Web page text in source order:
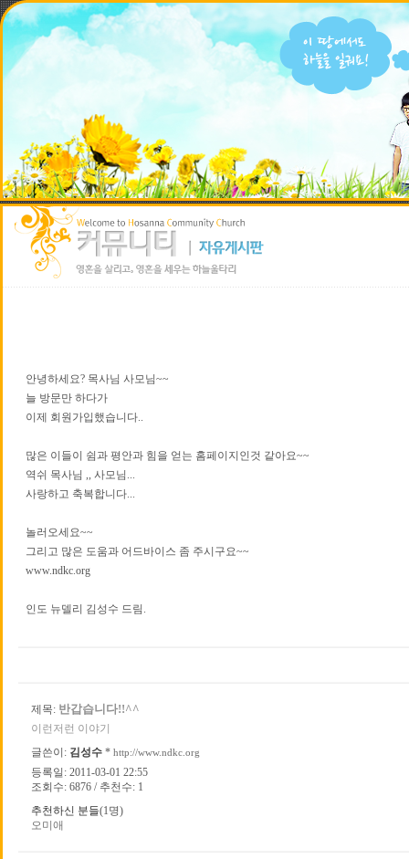
안녕하세요? 목사님 사모님~~
늘 방문만 하다가
이제 회원가입했습니다..
많은 이들이 쉼과 평안과 힘을 얻는 홈페이지인것 같아요~~
역쉬 목사님 ,, 사모님...
사랑하고 축복합니다...
놀러오세요~~
그리고 많은 도움과 어드바이스 좀 주시구요~~
www.ndkc.org
인도 뉴델리 김성수 드림.
제목: 반갑습니다!!^^
이런저런 이야기
글쓴이: 김성수 * http://www.ndkc.org
등록일: 2011-03-01 22:55
조회수: 6876 / 추천수: 1
추천하신 분들(1명)
오미애